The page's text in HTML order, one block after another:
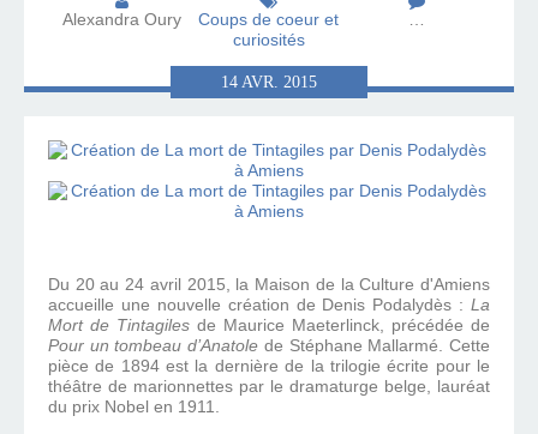
Alexandra Oury
Coups de coeur et
curiosités
…
14 AVR. 2015
Du 20 au 24 avril 2015, la Maison de la Culture d'Amiens
accueille une nouvelle création de Denis Podalydès : La
Mort de Tintagiles de Maurice Maeterlinck, précédée de
Pour un tombeau d’Anatole de Stéphane Mallarmé. Cette
pièce de 1894 est la dernière de la trilogie écrite pour le
théâtre de marionnettes par le dramaturge belge, lauréat
du prix Nobel en 1911.